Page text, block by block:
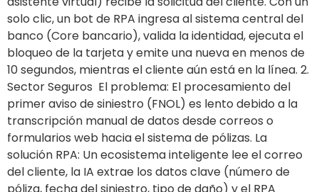
solo clic, un bot de RPA ingresa al sistema central del
banco (Core bancario), valida la identidad, ejecuta el
bloqueo de la tarjeta y emite una nueva en menos de
10 segundos, mientras el cliente aún está en la línea. 2.
Sector Seguros El problema: El procesamiento del
primer aviso de siniestro (FNOL) es lento debido a la
transcripción manual de datos desde correos o
formularios web hacia el sistema de pólizas. La
solución RPA: Un ecosistema inteligente lee el correo
del cliente, la IA extrae los datos clave (número de
póliza, fecha del siniestro, tipo de daño) y el RPA